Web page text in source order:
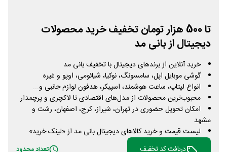
تا 500 هزار تومان تخفیف خرید محصولات
دیجیتال از بانی مد
خرید آنلاین از برندهای دیجیتال با تخفیف بانی مد
گوشی موبایل اپل، سامسونگ، نوکیا، شیائومی، اوپو و غیره
انواع لپتاپ، ساعت هوشمند، اسپیکر، هدفون لوازم جانبی و...
محبوب‌ترین محصولات از مدل‌های اقتصادی تا لاکچری و پرچمدار
امکان تحویل حضوری در تهران، شیراز، کرج، اصفهان، رشت و
مشهد
لیست قیمت و خرید کالاهای دیجیتال بانی مد از «لینک خرید»
دریافت کد تخفیف
تعداد محدود